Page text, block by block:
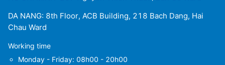
DA NANG: 8th Floor, ACB Building, 218 Bach Dang, Hai
Chau Ward
Working time
Monday - Friday: 08h00 - 20h00